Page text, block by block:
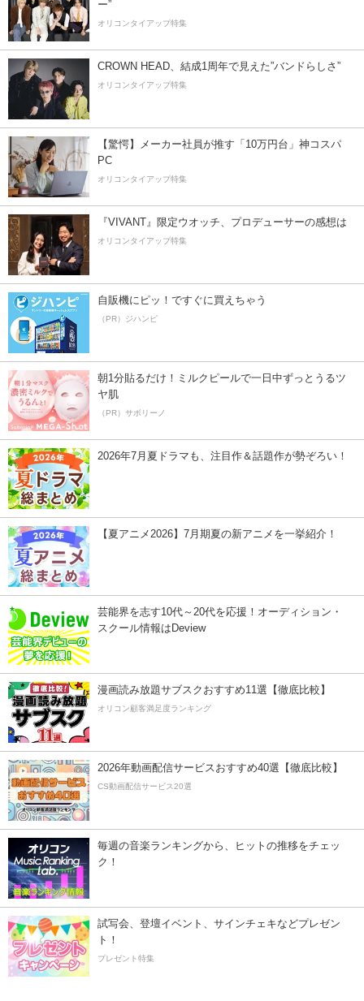
ー”
オリコンタイアップ特集
CROWN HEAD、結成1周年で見えた”バンドらしさ”
オリコンタイアップ特集
【驚愕】メーカー社員が推す「10万円台」神コスパ
PC
オリコンタイアップ特集
『VIVANT』限定ウオッチ、プロデューサーの感想は
オリコンタイアップ特集
自販機にピッ！ですぐに買えちゃう
（PR）ジハンピ
朝1分貼るだけ！ミルクピールで一日中ずっとうるツ
ヤ肌
（PR）サボリーノ
2026年7月夏ドラマも、注目作＆話題作が勢ぞろい！
【夏アニメ2026】7月期夏の新アニメを一挙紹介！
芸能界を志す10代～20代を応援！オーディション・
スクール情報はDeview
漫画読み放題サブスクおすすめ11選【徹底比較】
オリコン顧客満足度ランキング
2026年動画配信サービスおすすめ40選【徹底比較】
CS動画配信サービス20選
毎週の音楽ランキングから、ヒットの推移をチェッ
ク！
試写会、登壇イベント、サインチェキなどプレゼン
ト！
プレゼント特集